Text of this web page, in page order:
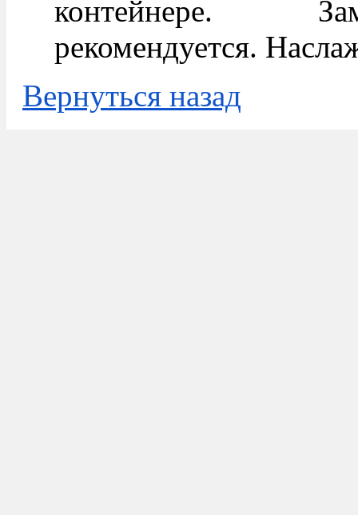
контейнере.
рекомендуется.
Вернуться назад